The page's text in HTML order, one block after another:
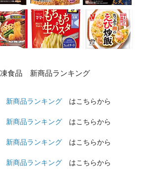
食品 新商品ランキング
商品ランキング はこちらから
商品ランキング はこちらから
商品ランキング はこちらから
商品ランキング はこちらから